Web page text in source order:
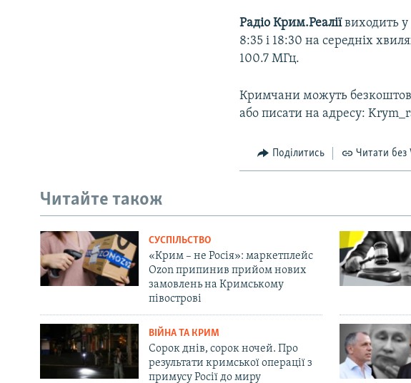
Радіо Крим.Реаліївиходить у
8:35 і 18:30 на середніх
100.7 МГц.
Кримчани можуть
або писати на адресу:
Поділитись Читати без
Читайте також
СУСПІЛЬСТВО
«Крим – не Росія»: маркетплейс
Ozon припинив прийом нових
замовлень на Кримському
півострові
ВІЙНА ТА КРИМ
Сорок днів, сорок ночей. Про
результати кримської операції з
примусу Росії до миру